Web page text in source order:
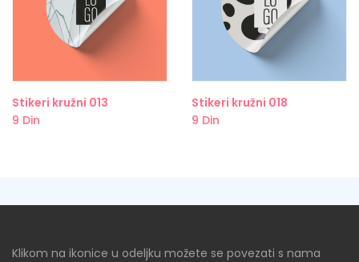
Stikeri kružni 013
9 Din
Stikeri kružni 018
9 Din
Klikom na ikonice u odeljku možete se povezati s nama